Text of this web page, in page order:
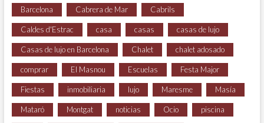
Barcelona Cabrera de Mar Cabrils
Caldes d'Estrac casa casas casas de lujo
Casas de lujo en Barcelona Chalet chalet adosado
comprar El Masnou Escuelas Festa Major
Fiestas inmobiliaria lujo Maresme Masía
Mataró Montgat noticias Ocio piscina